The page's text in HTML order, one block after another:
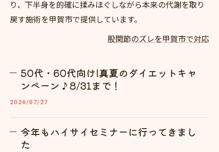
り、下半身を的確に揉みほぐしながら本来の代謝を取り
戻す施術を甲賀市で提供しています。
股関節のズレを甲賀市で対応
50代・60代向け!真夏のダイエットキャ
ンペーン♪8/31まで！
2026/07/27
今年もハイサイセミナーに行ってきまし
た